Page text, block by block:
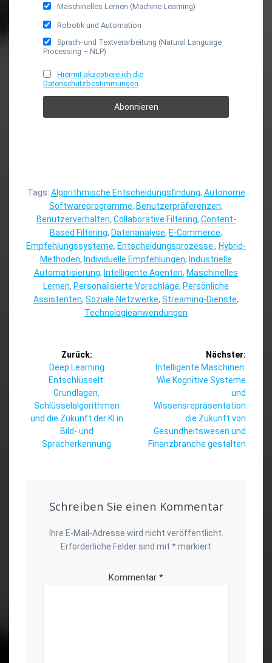
Maschinelles Lernen (Machine Learning)
Robotik und Automation
Sprach- und Textverarbeitung (Natural Language
Processing – NLP)
Hiermit akzeptiere ich die
Datenschutzbestimmungen
Tags: Algorithmische Entscheidungsfindung, Autonome
Softwareprogramme, Benutzerpräferenzen,
Benutzerverhalten, Collaborative Filtering, Content-
Based Filtering, Datenanalyse, E-Commerce,
Empfehlungssysteme, Entscheidungsprozesse. , Hybrid-
Methoden, Individuelle Empfehlungen, Industrielle
Automatisierung, Intelligente Agenten, Maschinelles
Lernen, Personalisierte Vorschläge, Persönliche
Assistenten, Soziale Netzwerke, Streaming-Dienste,
Technologieanwendungen
Beitragsnavigation
Zurück:
Vorheriger
Beitrag:
Deep Learning
Entschlüsselt:
Grundlagen,
Schlüsselalgorithmen
und die Zukunft der KI in
Bild- und
Spracherkennung
Nächster:
Nächster
Beitrag:
Intelligente Maschinen:
Wie Kognitive Systeme
und
Wissensrepräsentation
die Zukunft von
Gesundheitswesen und
Finanzbranche gestalten
Schreiben Sie einen Kommentar
Ihre E-Mail-Adresse wird nicht veröffentlicht.
Erforderliche Felder sind mit *markiert
Kommentar *